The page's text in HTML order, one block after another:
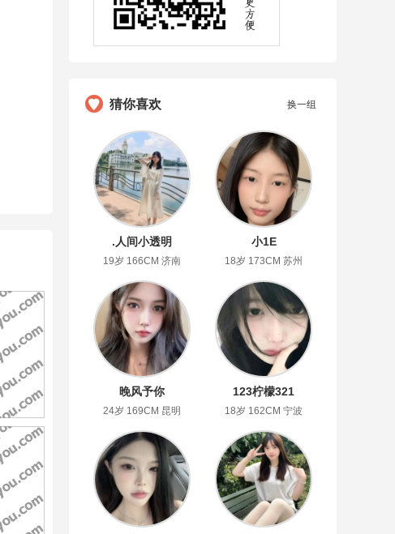
猜你喜欢 换一组
.人间小透明
19岁 166CM 济南
小1E
18岁 173CM 苏州
晚风予你
24岁 169CM 昆明
123柠檬321
18岁 162CM 宁波